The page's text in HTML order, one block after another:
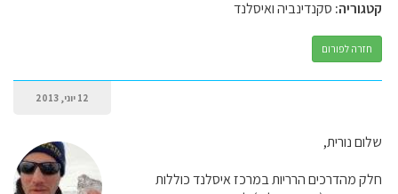
קטגוריה: סקנדינביה ואיסלנד
חזרה לפורום
12 יוני, 2013
שלום נורית,
חלק מהדרכים הרריות במרכז איסלנד כוללות